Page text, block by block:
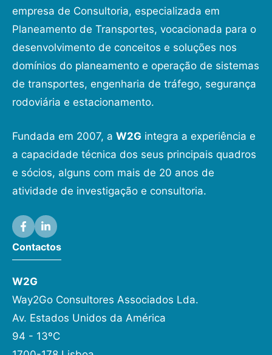
empresa de Consultoria, especializada em
Planeamento de Transportes, vocacionada para o
desenvolvimento de conceitos e soluções nos
domínios do planeamento e operação de sistemas
de transportes, engenharia de tráfego, segurança
rodoviária e estacionamento.
Fundada em 2007, a W2G integra a experiência e
a capacidade técnica dos seus principais quadros
e sócios, alguns com mais de 20 anos de
atividade de investigação e consultoria.
Contactos
W2G
Way2Go Consultores Associados Lda.
Av. Estados Unidos da América
94 - 13ºC